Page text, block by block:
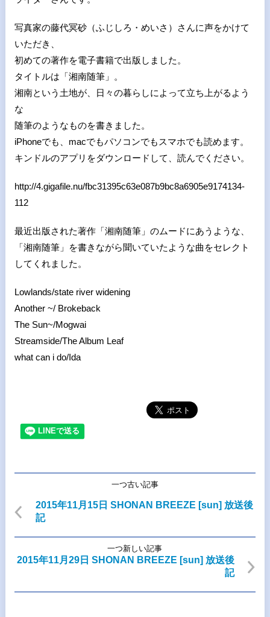
写真家の藤代冥砂（ふじしろ・めいさ）さんに声をかけて
いただき、
初めての著作を電子書籍で出版しました。
タイトルは「湘南随筆」。
湘南という土地が、日々の暮らしによって立ち上がるよう
な
随筆のようなものを書きました。
iPhoneでも、macでもパソコンでもスマホでも読めます。
キンドルのアプリをダウンロードして、読んでください。
http://4.gigafile.nu/fbc31395c63e087b9bc8a6905e9174134-
112
最近出版された著作「湘南随筆」のムードにあうような、
「湘南随筆」を書きながら聞いていたような曲をセレクト
してくれました。
Lowlands/state river widening
Another ~/ Brokeback
The Sun~/Mogwai
Streamside/The Album Leaf
what can i do/Ida
一つ古い記事
2015年11月15日 SHONAN BREEZE [sun] 放送後
記
一つ新しい記事
2015年11月29日 SHONAN BREEZE [sun] 放送後
記